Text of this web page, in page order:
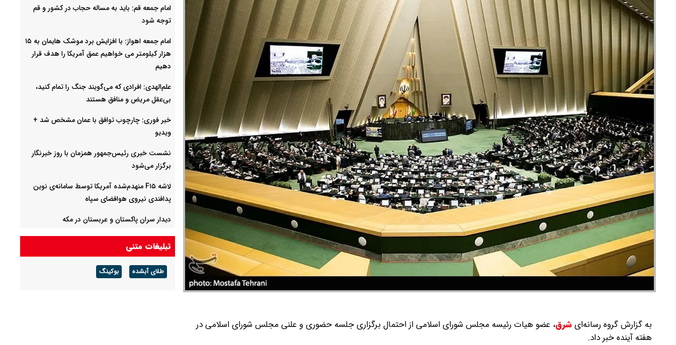
به گزارش گروه رسانه‌ایشرق، عضو هیات رئیسه مجلس شورای اسلامی از احتمال برگزاری جلسه حضوری و علنی مجلس شورای اسلامی در
هفته آینده خبر داد.
امام جمعه قم: باید به مساله حجاب در کشور و قم
توجه شود
امام‌ جمعه اهواز: با افزایش برد موشک هایمان به ۱۵
هزار کیلومتر می خواهیم عمق آمریکا را هدف قرار
دهیم
علم‌الهدی: افرادی که می‌گویند جنگ را تمام کنید،
بی‌عقل مریض و منافق هستند
خبر فوری: چارچوب توافق با عمان مشخص شد +
ویدیو
نشست خبری رئیس‌جمهور همزمان با روز خبرنگار
برگزار می‌شود
لاشه F۱۵ منهدم‌شده آمریکا توسط سامانه‌ی نوین
پدافندی نیروی هوافضای سپاه
دیدار سران پاکستان و عربستان در مکه
امام جمعه تهران: دشمن به دنبال ترویج برهنگی
است
محسن رضایی به انگلیسی آمریکا را تهدید کرد
تبلیغات متنی
طلای آبشده بوکینگ